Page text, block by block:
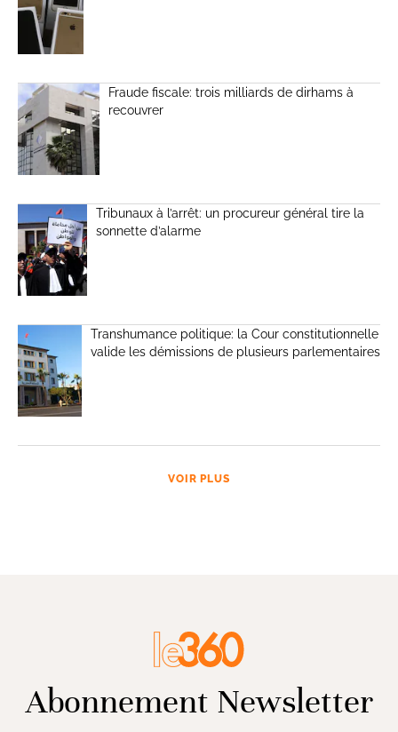
Fraude fiscale: trois milliards de dirhams à
recouvrer
Tribunaux à l’arrêt: un procureur général tire la
sonnette d’alarme
Transhumance politique: la Cour constitutionnelle
valide les démissions de plusieurs parlementaires
VOIR PLUS
Abonnement Newsletter